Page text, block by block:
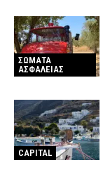
ΣΩΜΑΤΑ
ΑΣΦΑΛΕΙΑΣ
CAPITAL